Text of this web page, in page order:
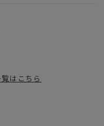
はこちら